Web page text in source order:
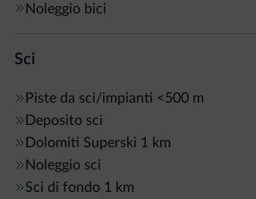
Noleggio bici
Sci
Piste da sci/impianti <500 m
Deposito sci
Dolomiti Superski 1 km
Noleggio sci
Sci di fondo 1 km